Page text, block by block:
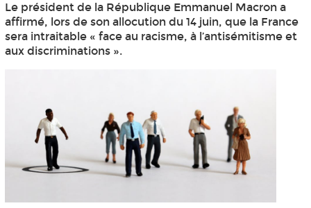
Le président de la République Emmanuel Macron a
affirmé, lors de son allocution du 14 juin, que la France
sera intraitable « face au racisme, à l’antisémitisme et
aux discriminations ».